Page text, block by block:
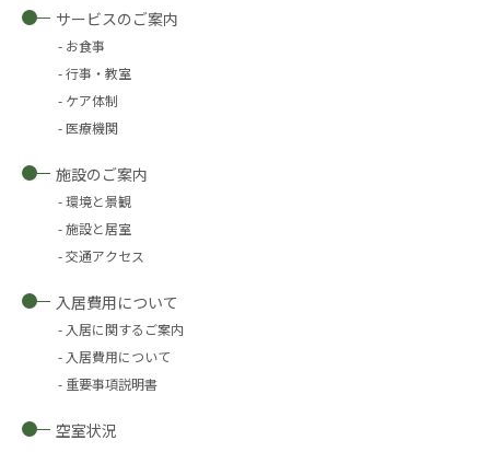
サービスのご案内
お食事
行事・教室
ケア体制
医療機関
施設のご案内
環境と景観
施設と居室
交通アクセス
入居費用について
入居に関するご案内
入居費用について
重要事項説明書
空室状況